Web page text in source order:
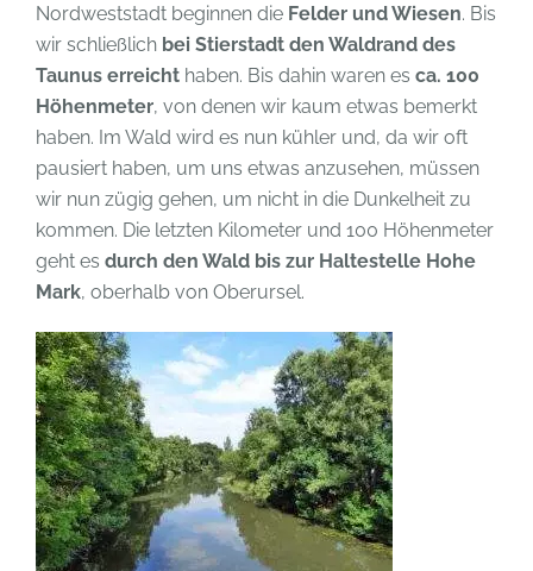
Nordweststadt beginnen die Felder und Wiesen. Bis
wir schließlich bei Stierstadt den Waldrand des
Taunus erreicht haben. Bis dahin waren es ca. 100
Höhenmeter, von denen wir kaum etwas bemerkt
haben. Im Wald wird es nun kühler und, da wir oft
pausiert haben, um uns etwas anzusehen, müssen
wir nun zügig gehen, um nicht in die Dunkelheit zu
kommen. Die letzten Kilometer und 100 Höhenmeter
geht es durch den Wald bis zur Haltestelle Hohe
Mark, oberhalb von Oberursel.